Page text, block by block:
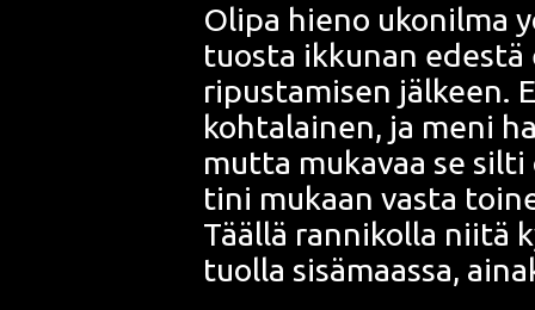
Oli­pa hie­no uko­nil­ma
tuos­ta ikku­nan
ripus­ta­mi­sen jäl­keen.
koh­ta­lai­nen, ja meni
mut­ta muka­vaa se
ti­ni mukaan vas­ta
Tääl­lä ran­ni­kol­la nii­tä
tuol­la sisä­maas­sa,